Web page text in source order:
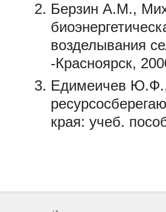
Берзин А.М.,
возделывания
-Красноярск,
Едимеичев
края: учеб.